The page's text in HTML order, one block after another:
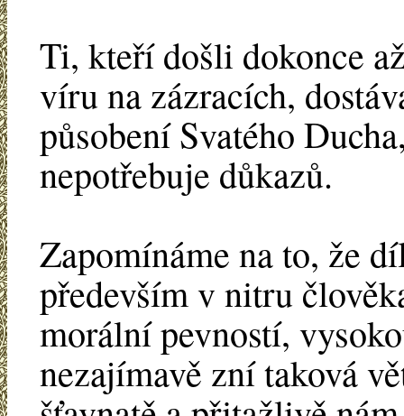
Ti, kteří došli dokonce
víru na zázracích,
působení Svatého
nepotřebuje důkazů.
Zapomínáme na to, že
především v nitru
morální pevností,
nezajímavě zní taková